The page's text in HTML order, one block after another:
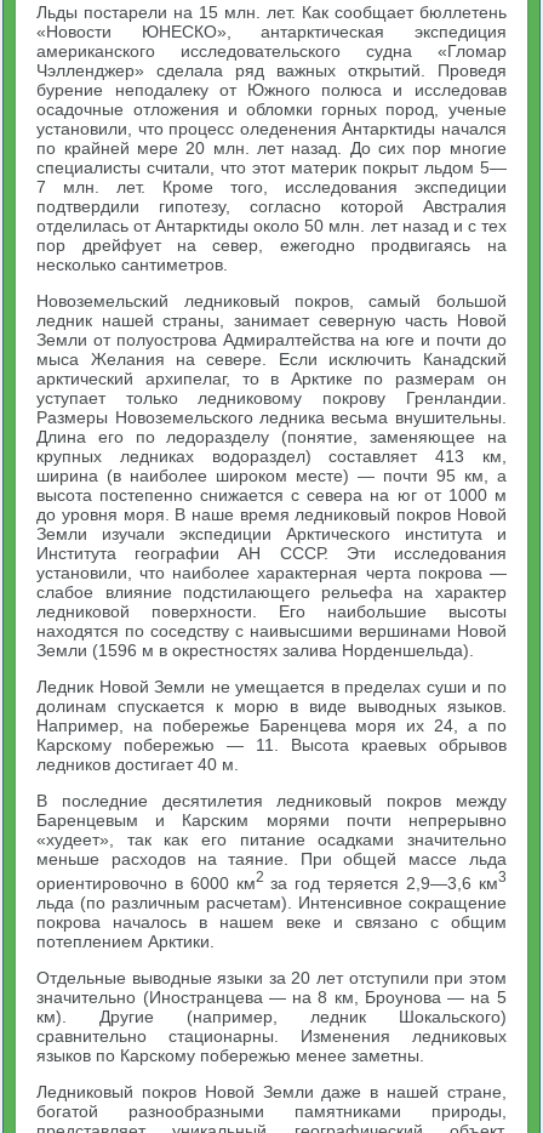
Льды постарели на 15 млн. лет. Как сообщает бюллетень
«Новости ЮНЕСКО», антарктическая экспедиция
американского исследовательского судна «Гломар
Чэлленджер» сделала ряд важных открытий. Проведя
бурение неподалеку от Южного полюса и исследовав
осадочные отложения и обломки горных пород, ученые
установили, что процесс оледенения Антарктиды начался
по крайней мере 20 млн. лет назад. До сих пор многие
специалисты считали, что этот материк покрыт льдом 5—
7 млн. лет. Кроме того, исследования экспедиции
подтвердили гипотезу, согласно которой Австралия
отделилась от Антарктиды около 50 млн. лет назад и с тех
пор дрейфует на север, ежегодно продвигаясь на
несколько сантиметров.
Новоземельский ледниковый покров, самый большой
ледник нашей страны, занимает северную часть Новой
Земли от полуострова Адмиралтейства на юге и почти до
мыса Желания на севере. Если исключить Канадский
арктический архипелаг, то в Арктике по размерам он
уступает только ледниковому покрову Гренландии.
Размеры Новоземельского ледника весьма внушительны.
Длина его по ледоразделу (понятие, заменяющее на
крупных ледниках водораздел) составляет 413 км,
ширина (в наиболее широком месте) — почти 95 км, а
высота постепенно снижается с севера на юг от 1000 м
до уровня моря. В наше время ледниковый покров Новой
Земли изучали экспедиции Арктического института и
Института географии АН СССР. Эти исследования
установили, что наиболее характерная черта покрова —
слабое влияние подстилающего рельефа на характер
ледниковой поверхности. Его наибольшие высоты
находятся по соседству с наивысшими вершинами Новой
Земли (1596 м в окрестностях залива Норденшельда).
Ледник Новой Земли не умещается в пределах суши и по
долинам спускается к морю в виде выводных языков.
Например, на побережье Баренцева моря их 24, а по
Карскому побережью — 11. Высота краевых обрывов
ледников достигает 40 м.
В последние десятилетия ледниковый покров между
Баренцевым и Карским морями почти непрерывно
«худеет», так как его питание осадками значительно
меньше расходов на таяние. При общей массе льда
ориентировочно в 6000 км2 за год теряется 2,9—3,6 км3
льда (по различным расчетам). Интенсивное сокращение
покрова началось в нашем веке и связано с общим
потеплением Арктики.
Отдельные выводные языки за 20 лет отступили при этом
значительно (Иностранцева — на 8 км, Броунова — на 5
км). Другие (например, ледник Шокальского)
сравнительно стационарны. Изменения ледниковых
языков по Карскому побережью менее заметны.
Ледниковый покров Новой Земли даже в нашей стране,
богатой разнообразными памятниками природы,